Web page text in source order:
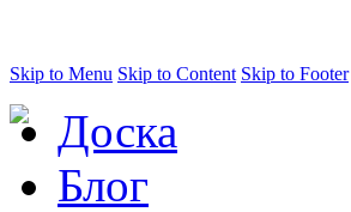
Skip to Menu Skip to Content Skip to Footer
Доска
Блог